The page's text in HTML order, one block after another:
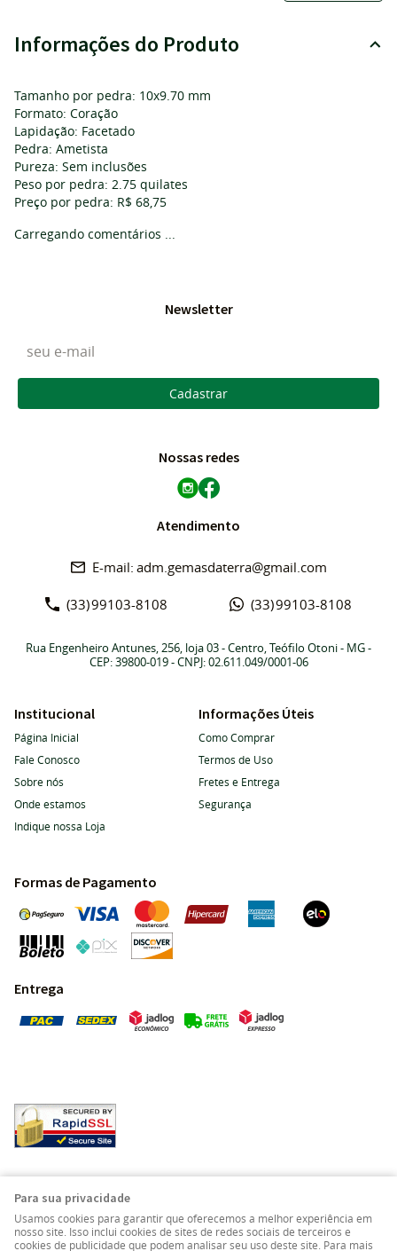
Informações do Produto
Tamanho por pedra: 10x9.70 mm
Formato: Coração
Lapidação: Facetado
Pedra: Ametista
Pureza: Sem inclusões
Peso por pedra: 2.75 quilates
Preço por pedra: R$ 68,75
Carregando comentários ...
Newsletter
Cadastrar
Nossas redes
Atendimento
(33)99103-8108 (33)99103-8108
adm.gemasdaterra@gmail.com
Rua Engenheiro Antunes, 256, loja 03-Centro, Teófilo Otoni- MG-
CEP: 39800-019- CNPJ: 02.611.049/0001-06
Institucional
Página Inicial
Fale Conosco
Sobre nós
Onde estamos
Indique nossa Loja
Informações Úteis
Como Comprar
Termos de Uso
Fretes e Entrega
Segurança
Formas de Pagamento
Entrega
Para sua privacidade
Usamos cookies para garantir que oferecemos a melhor experiência em
nosso site. Isso inclui cookies de sites de redes sociais de terceiros e
cookies de publicidade que podem analisar seu uso deste site. Para mais